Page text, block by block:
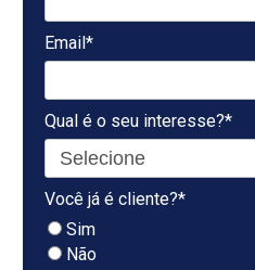
Email*
Qual é o seu interesse?*
Você já é cliente?*
Sim
Não